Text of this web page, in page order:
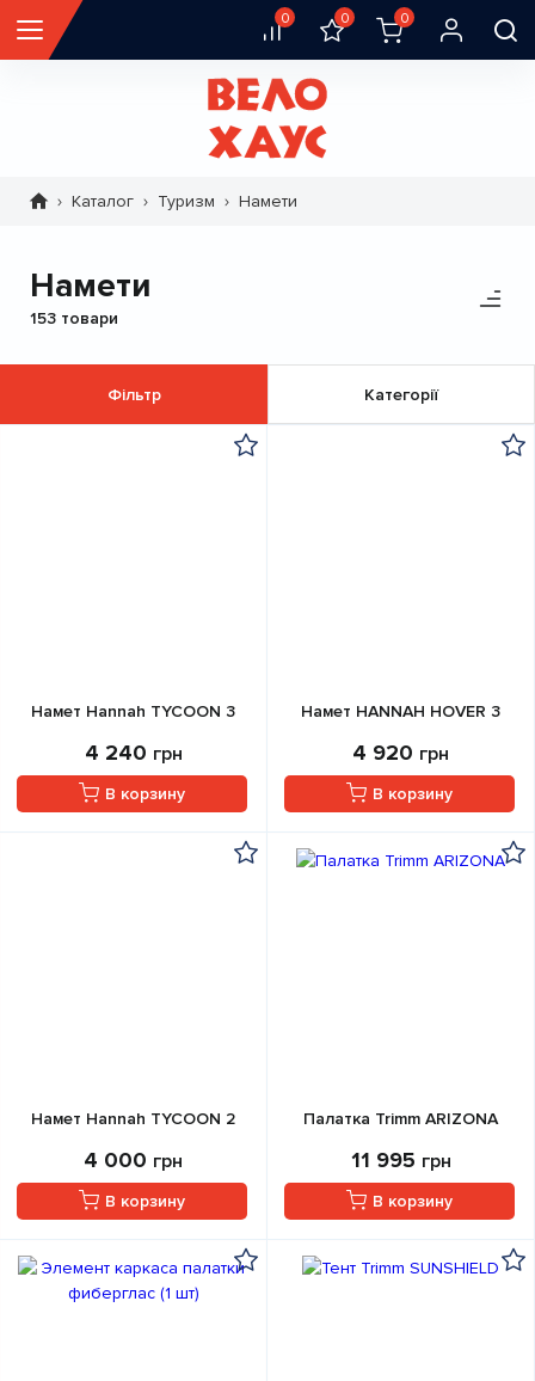
0 0 0
РядокКаталог Туризм Намети
Намети
Фільтр Категорії
153 товари
Намет Hannah TYCOON 3
4 240 грн
В корзину
Намет HANNAH HOVER 3
4 920 грн
В корзину
Намет Hannah TYCOON 2
4 000 грн
В корзину
Палатка Trimm ARIZONA
11 995 грн
В корзину